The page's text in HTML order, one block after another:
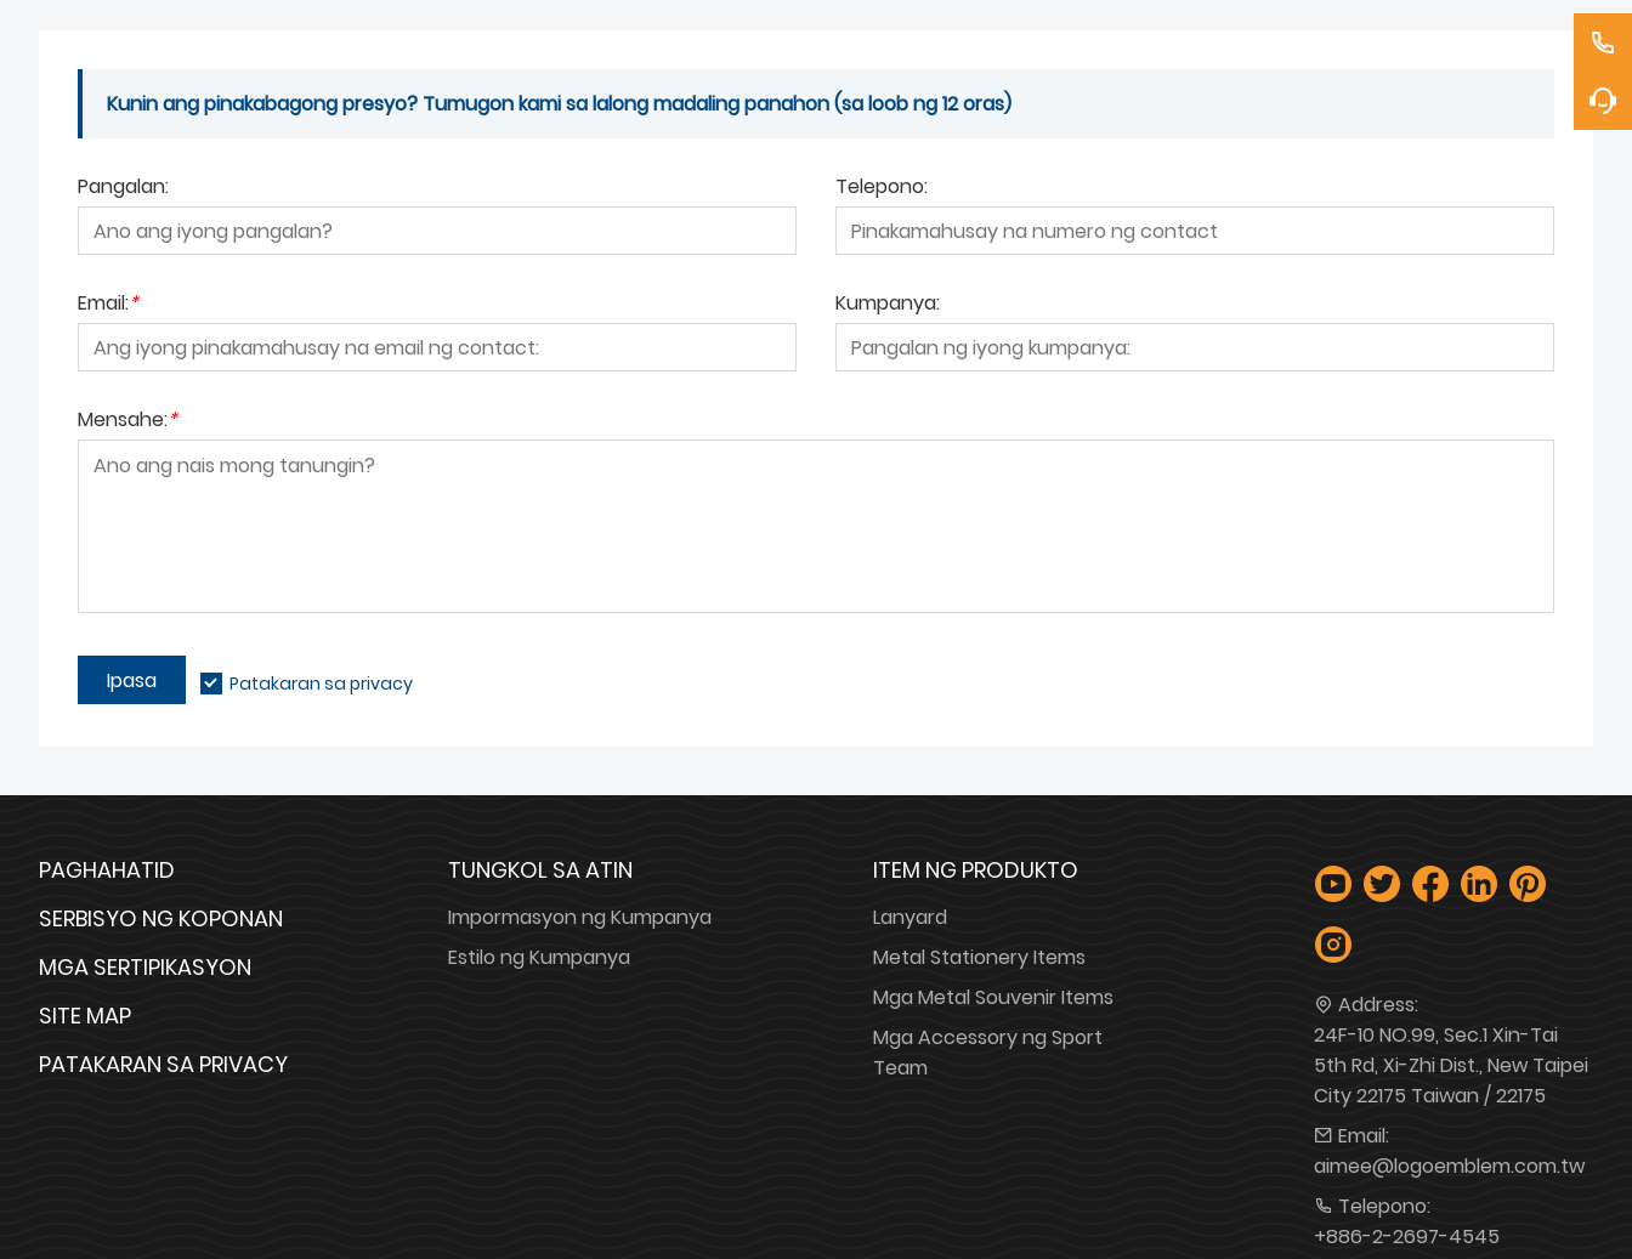
Kunin ang pinakabagong presyo? Tumugon kami sa lalong madaling panahon (sa loob ng 12 oras)
Pangalan: Telepono:
Email:* Kumpanya:
Mensahe:*
Ipasa Patakaran sa privacy
PAGHAHATID
SERBISYO NG KOPONAN
MGA SERTIPIKASYON
SITE MAP
PATAKARAN SA PRIVACY
TUNGKOL SA ATIN
Impormasyon ng Kumpanya
Estilo ng Kumpanya
ITEM NG PRODUKTO
Lanyard
Metal Stationery Items
Mga Metal Souvenir Items
Mga Accessory ng Sport
Team
Address:
24F-10 NO.99, Sec.1 Xin-Tai
5th Rd, Xi-Zhi Dist., New Taipei
City 22175 Taiwan / 22175
Email:
aimee@logoemblem.com.tw
Telepono:
+886-2-2697-4545